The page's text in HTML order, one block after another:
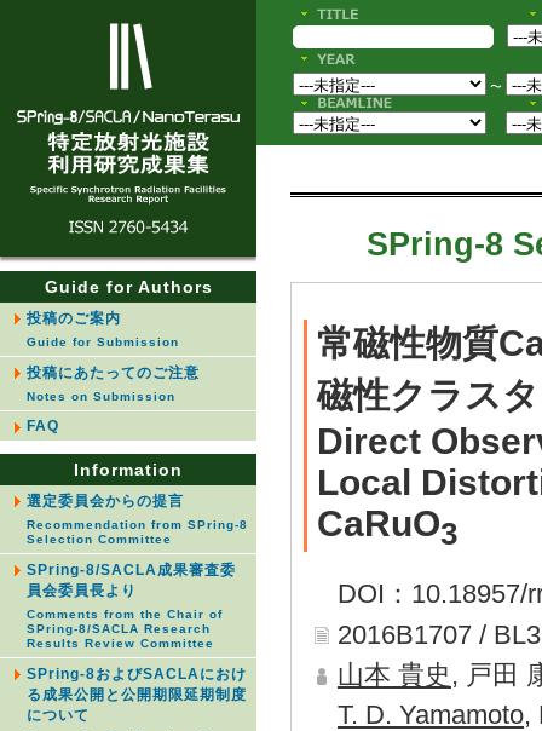
Guide for Authors
投稿のご案内
Guide for Submission
投稿にあたってのご注意
Notes on Submission
FAQ
Information
選定委員会からの提言
Recommendation from SPring-8
Selection Committee
SPring-8/SACLA成果審査委
員会委員長より
Comments from the Chair of
SPring-8/SACLA Research
Results Review Committee
SPring-8およびSACLAにおけ
る成果公開と公開期限延期制度
について
〜
SPring-8
常磁性物質
磁性クラス
Direct
Local
CaRuO3
DOI：10.18957/
2016B1707 /
山本 貴史 , 戸田
T. D. Yamamoto,